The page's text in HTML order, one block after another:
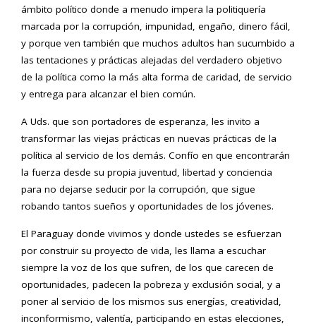
ámbito político donde a menudo impera la politiquería
marcada por la corrupción, impunidad, engaño, dinero fácil,
y porque ven también que muchos adultos han sucumbido a
las tentaciones y prácticas alejadas del verdadero objetivo
de la política como la más alta forma de caridad, de servicio
y entrega para alcanzar el bien común.
A Uds. que son portadores de esperanza, les invito a
transformar las viejas prácticas en nuevas prácticas de la
política al servicio de los demás. Confío en que encontrarán
la fuerza desde su propia juventud, libertad y conciencia
para no dejarse seducir por la corrupción, que sigue
robando tantos sueños y oportunidades de los jóvenes.
El Paraguay donde vivimos y donde ustedes se esfuerzan
por construir su proyecto de vida, les llama a escuchar
siempre la voz de los que sufren, de los que carecen de
oportunidades, padecen la pobreza y exclusión social, y a
poner al servicio de los mismos sus energías, creatividad,
inconformismo, valentía, participando en estas elecciones,